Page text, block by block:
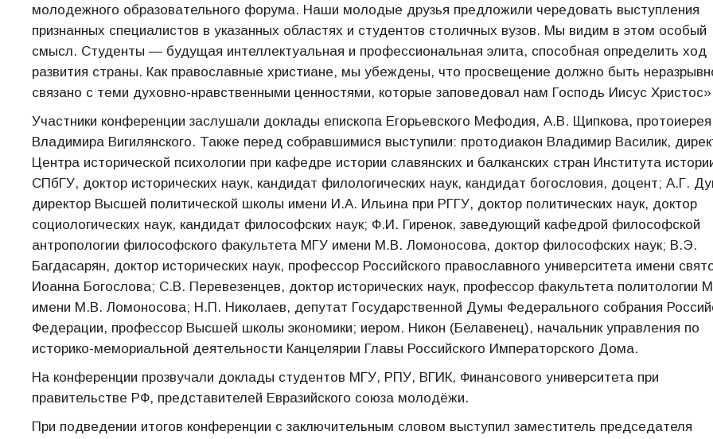
молодежного образовательного форума. Наши молодые друзья предложили чередовать выступления
признанных специалистов в указанных областях и студентов столичных вузов. Мы видим в этом особый
смысл. Студенты — будущая интеллектуальная и профессиональная элита, способная определить ход
развития страны. Как православные христиане, мы убеждены, что просвещение должно быть
связано с теми духовно-нравственными ценностями, которые заповедовал нам Господь Иисус
Участники конференции заслушали доклады епископа Егорьевского Мефодия, А.В. Щипкова, протоиерея
Владимира Вигилянского. Также перед собравшимися выступили: протодиакон Владимир Василик,
Центра исторической психологии при кафедре истории славянских и балканских стран Института
СПбГУ, доктор исторических наук, кандидат филологических наук, кандидат богословия, доцент; А.Г.
директор Высшей политической школы имени И.А. Ильина при РГГУ, доктор политических наук, доктор
социологических наук, кандидат философских наук; Ф.И. Гиренок, заведующий кафедрой философской
антропологии философского факультета МГУ имени М.В. Ломоносова, доктор философских наук; В.Э.
Багдасарян, доктор исторических наук, профессор Российского православного университета имени
Иоанна Богослова; С.В. Перевезенцев, доктор исторических наук, профессор факультета политологии
имени М.В. Ломоносова; Н.П. Николаев, депутат Государственной Думы Федерального собрания
Федерации, профессор Высшей школы экономики; иером. Никон (Белавенец), начальник управления по
историко-мемориальной деятельности Канцелярии Главы Российского Императорского Дома.
На конференции прозвучали доклады студентов МГУ, РПУ, ВГИК, Финансового университета при
правительстве РФ, представителей Евразийского союза молодёжи.
При подведении итогов конференции с заключительным словом выступил заместитель председателя